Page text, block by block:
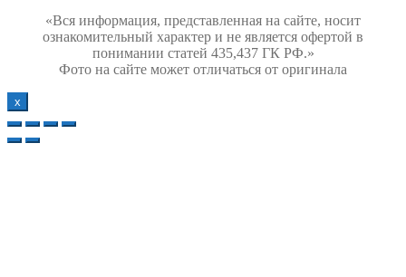
«Вся информация, представленная на сайте, носит
ознакомительный характер и не является офертой в
понимании статей 435,437 ГК РФ.»
Фото на сайте может отличаться от оригинала
х